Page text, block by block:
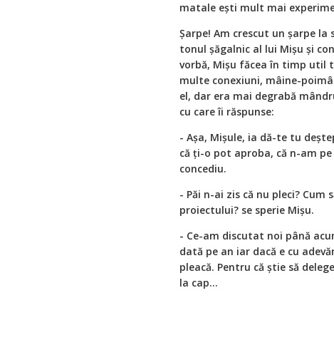
matale ești mult mai
Șarpe! Am crescut un șarpe la
tonul șăgalnic al lui Mișu și
vorbă, Mișu făcea în timp util
multe conexiuni, mâine-
el, dar era mai degrabă
cu care îi răspunse:
- Așa, Mișule, ia dă-te tu
că ți-o pot aproba, că n-am
concediu.
- Păi n-ai zis că nu pleci?
proiectului? se sperie Mișu.
- Ce-am discutat noi până
dată pe an iar dacă e cu
pleacă. Pentru că știe să
la cap...